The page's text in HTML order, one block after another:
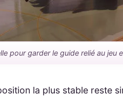
pour garder le guide relié au jeu
la plus stable reste